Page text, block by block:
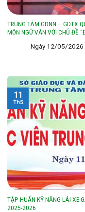
TRUNG TÂM GDNN – GDTX
MÔN NGỮ VĂN VỚI CHỦ ĐỀ
Ngày 12/05/2026 vừa
TẬP HUẤN KỸ NĂNG LÁI XE
2025-2026
11
Th5